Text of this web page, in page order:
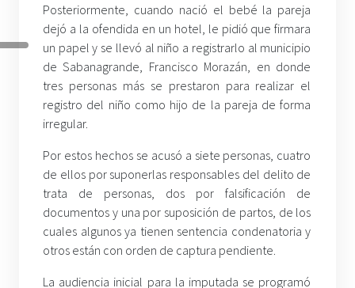
Posteriormente, cuando nació el bebé la pareja
dejó a la ofendida en un hotel, le pidió que firmara
un papel y se llevó al niño a registrarlo al municipio
de Sabanagrande, Francisco Morazán, en donde
tres personas más se prestaron para realizar el
registro del niño como hijo de la pareja de forma
irregular.
Por estos hechos se acusó a siete personas, cuatro
de ellos por suponerlas responsables del delito de
trata de personas, dos por falsificación de
documentos y una por suposición de partos, de los
cuales algunos ya tienen sentencia condenatoria y
otros están con orden de captura pendiente.
La audiencia inicial para la imputada se programó